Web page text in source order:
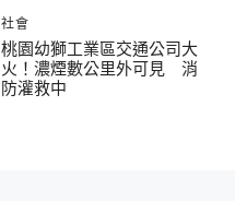
社會
桃園幼獅工業區交通公司大
火！濃煙數公里外可見 消
防灌救中